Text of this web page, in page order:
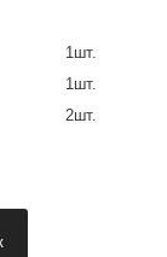
1шт.
1шт.
2шт.